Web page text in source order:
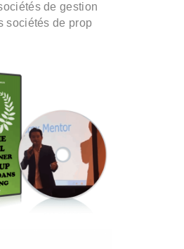
de gestion
sociétés de prop